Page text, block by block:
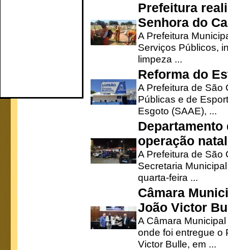
Prefeitura
Senhora do
A Prefeitura
Serviços Públicos,
limpeza ...
Reforma do
A Prefeitura de São
Públicas e de
Esgoto (SAAE), ...
operação
A Prefeitura de São
Secretaria
quarta-feira ...
Câmara
João Victor
A Câmara
onde foi entregue o
Victor Bulle, em ...